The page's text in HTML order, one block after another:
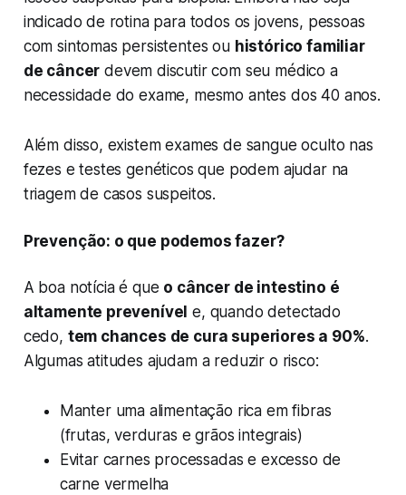
indicado de rotina para todos os jovens, pessoas
com sintomas persistentes ou histórico familiar
de câncer devem discutir com seu médico a
necessidade do exame, mesmo antes dos 40 anos.
Além disso, existem exames de sangue oculto nas
fezes e testes genéticos que podem ajudar na
triagem de casos suspeitos.
Prevenção: o que podemos fazer?
A boa notícia é que o câncer de intestino é
altamente prevenível e, quando detectado
cedo, tem chances de cura superiores a 90%.
Algumas atitudes ajudam a reduzir o risco:
Manter uma alimentação rica em fibras
(frutas, verduras e grãos integrais)
Evitar carnes processadas e excesso de
carne vermelha